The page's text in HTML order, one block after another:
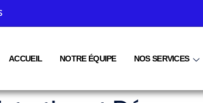
ACCUEIL NOTRE ÉQUIPE NOS SERVICES